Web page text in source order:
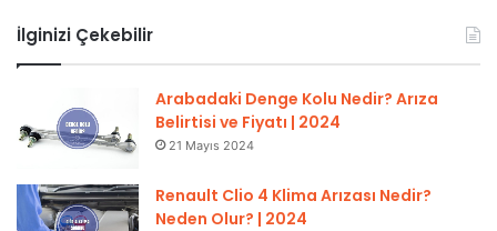
İlginizi Çekebilir
Arabadaki Denge Kolu Nedir? Arıza
Belirtisi ve Fiyatı | 2024
21 Mayıs 2024
Renault Clio 4 Klima Arızası Nedir?
Neden Olur? | 2024